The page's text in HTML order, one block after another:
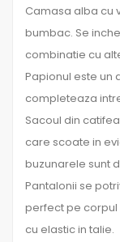
Camasa alba cu
bumbac. Se
combinatie cu
Papionul este un
completeaza
Sacoul din
care scoate in
buzunarele sunt
Pantalonii se
perfect pe
cu elastic in talie.